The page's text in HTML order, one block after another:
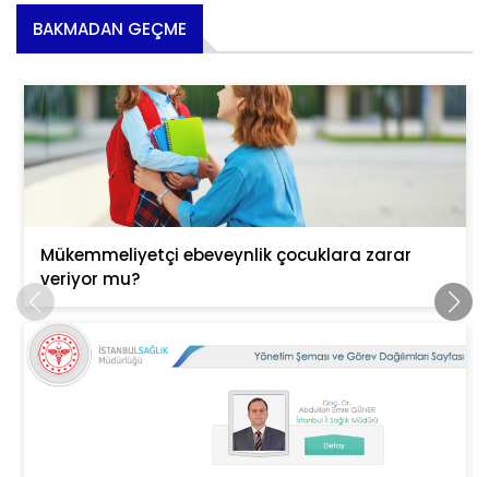
BAKMADAN GEÇME
Mükemmeliyetçi ebeveynlik çocuklara zarar
veriyor mu?